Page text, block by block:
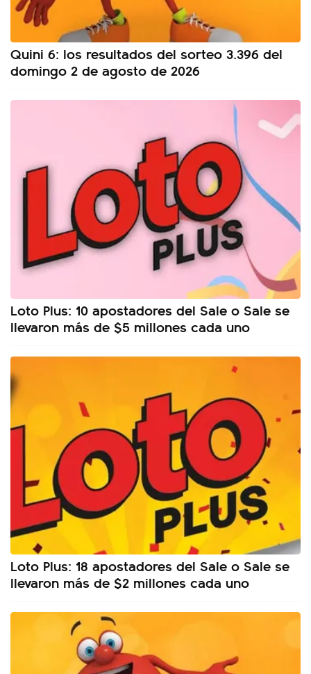
Quini 6: los resultados del sorteo 3.396 del
domingo 2 de agosto de 2026
Loto Plus: 10 apostadores del Sale o Sale se
llevaron más de $5 millones cada uno
Loto Plus: 18 apostadores del Sale o Sale se
llevaron más de $2 millones cada uno